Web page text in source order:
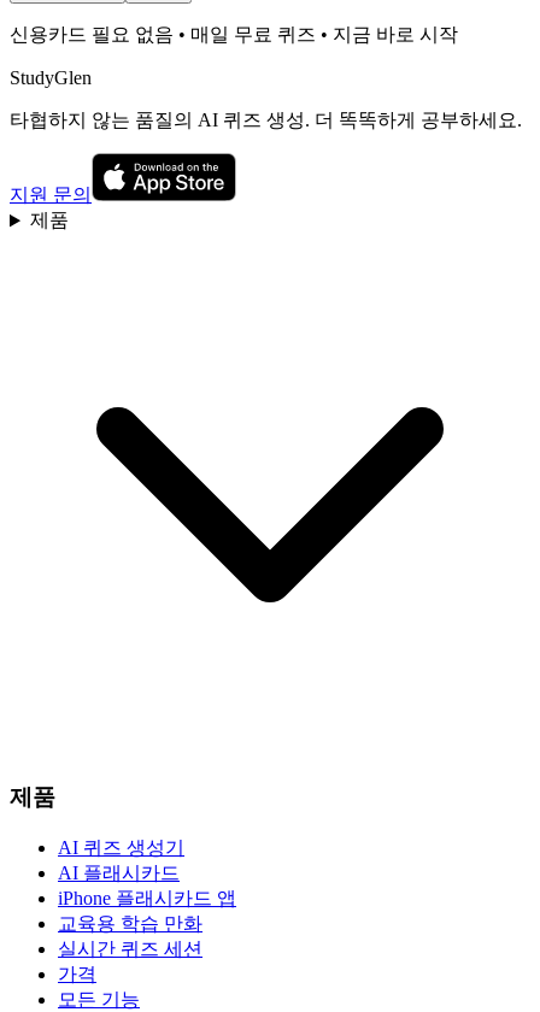
신용카드 필요 없음 • 매일 무료 퀴즈 • 지금 바로 시작
StudyGlen
타협하지 않는 품질의 AI 퀴즈 생성. 더 똑똑하게 공부하세요.
지원 문의
제품
제품
AI 퀴즈 생성기
AI 플래시카드
iPhone 플래시카드 앱
교육용 학습 만화
실시간 퀴즈 세션
가격
모든 기능